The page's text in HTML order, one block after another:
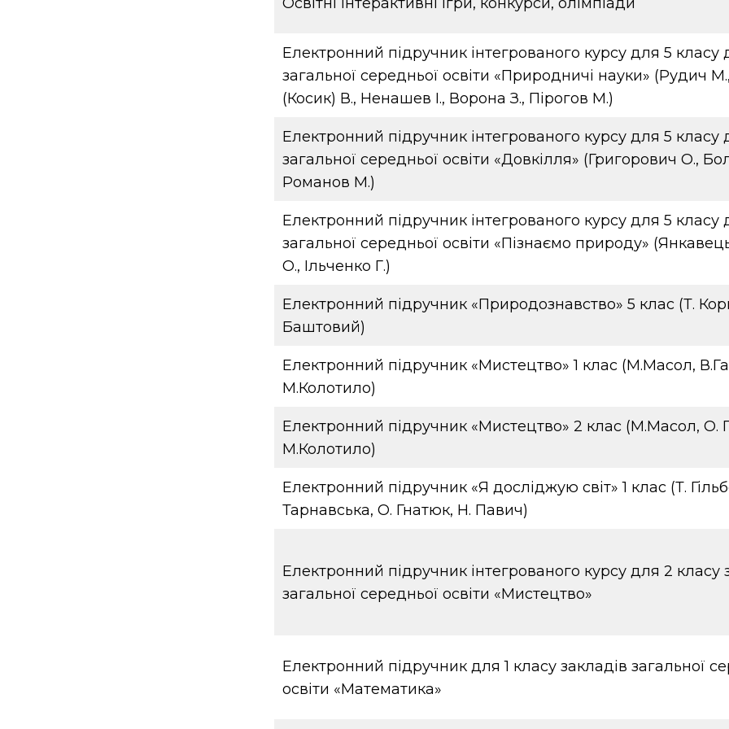
Електронний підручник інтегрованого курсу для 5 класу
загальної середньої освіти «Природничі науки» (Рудич
(Косик) В., Ненашев І., Ворона З., Пірогов М.)
Електронний підручник інтегрованого курсу для 5 класу
загальної середньої освіти «Довкілля» (Григорович О.,
Романов М.)
Електронний підручник інтегрованого курсу для 5 класу
загальної середньої освіти «Пізнаємо природу»
О., Ільченко Г.)
Електронний підручник «Природознавство» 5 клас (Т.
Баштовий)
Електронний підручник «Мистецтво» 1 клас (М.Масол,
М.Колотило)
Електронний підручник «Мистецтво» 2 клас (М.Масол, О.
М.Колотило)
Електронний підручник «Я досліджую світ» 1 клас (Т.
Тарнавська, О. Гнатюк, Н. Павич)
Електронний підручник інтегрованого курсу для 2 класу
загальної середньої освіти «Мистецтво»
Електронний підручник для 1 класу закладів загальної
освіти «Математика»